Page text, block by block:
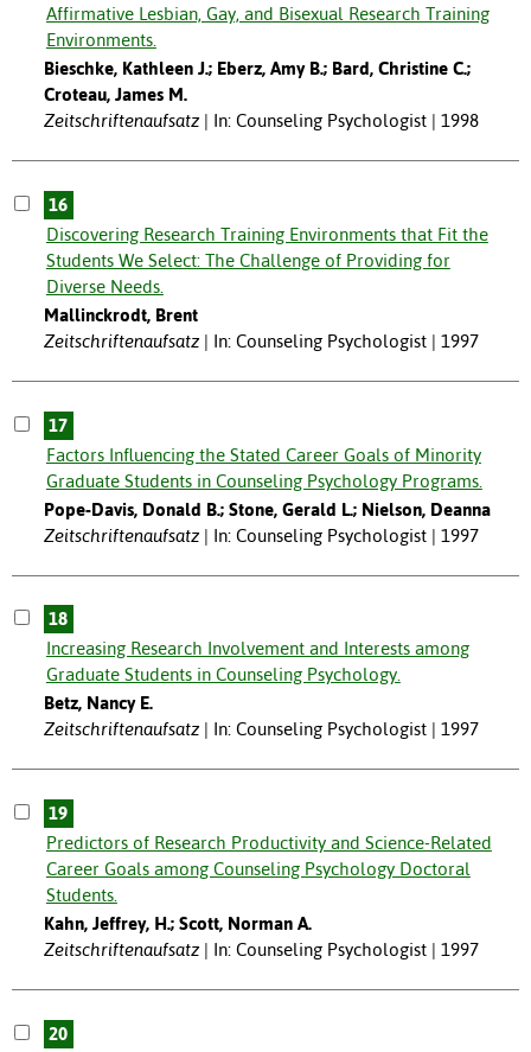
Affirmative Lesbian, Gay, and Bisexual Research Training
Environments.
Bieschke, Kathleen J.; Eberz, Amy B.; Bard, Christine C.;
Croteau, James M.
Zeitschriftenaufsatz
In: Counseling Psychologist | 1998
16
Discovering Research Training Environments that Fit the
Students We Select: The Challenge of Providing for
Diverse Needs.
Mallinckrodt, Brent
Zeitschriftenaufsatz
In: Counseling Psychologist | 1997
17
Factors Influencing the Stated Career Goals of Minority
Graduate Students in Counseling Psychology Programs.
Pope-Davis, Donald B.; Stone, Gerald L.; Nielson, Deanna
Zeitschriftenaufsatz
In: Counseling Psychologist | 1997
18
Increasing Research Involvement and Interests among
Graduate Students in Counseling Psychology.
Betz, Nancy E.
Zeitschriftenaufsatz
In: Counseling Psychologist | 1997
19
Predictors of Research Productivity and Science-Related
Career Goals among Counseling Psychology Doctoral
Students.
Kahn, Jeffrey, H.; Scott, Norman A.
Zeitschriftenaufsatz
In: Counseling Psychologist | 1997
20